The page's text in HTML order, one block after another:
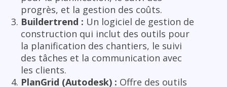
progrès, et la gestion des coûts.
Buildertrend : Un logiciel de gestion de
construction qui inclut des outils pour
la planification des chantiers, le suivi
des tâches et la communication avec
les clients.
PlanGrid (Autodesk) : Offre des outils